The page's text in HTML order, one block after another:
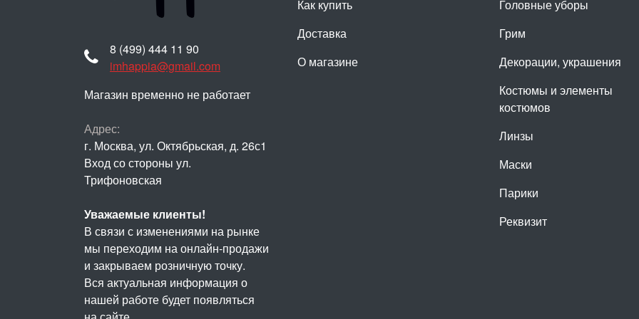
Как купить
Доставка
О магазине
Головные уборы
Грим
Декорации, украшения
Костюмы и элементы
костюмов
Линзы
Маски
Парики
Реквизит
8 (499) 444 11 90
imhappia@gmail.com
Магазин временно не работает
Адрес:
г. Москва, ул. Октябрьская, д. 26с1
Вход со стороны ул.
Трифоновская
Уважаемые клиенты!
В связи с изменениями на рынке
мы переходим на онлайн-продажи
и закрываем розничную точку.
Вся актуальная информация о
нашей работе будет появляться